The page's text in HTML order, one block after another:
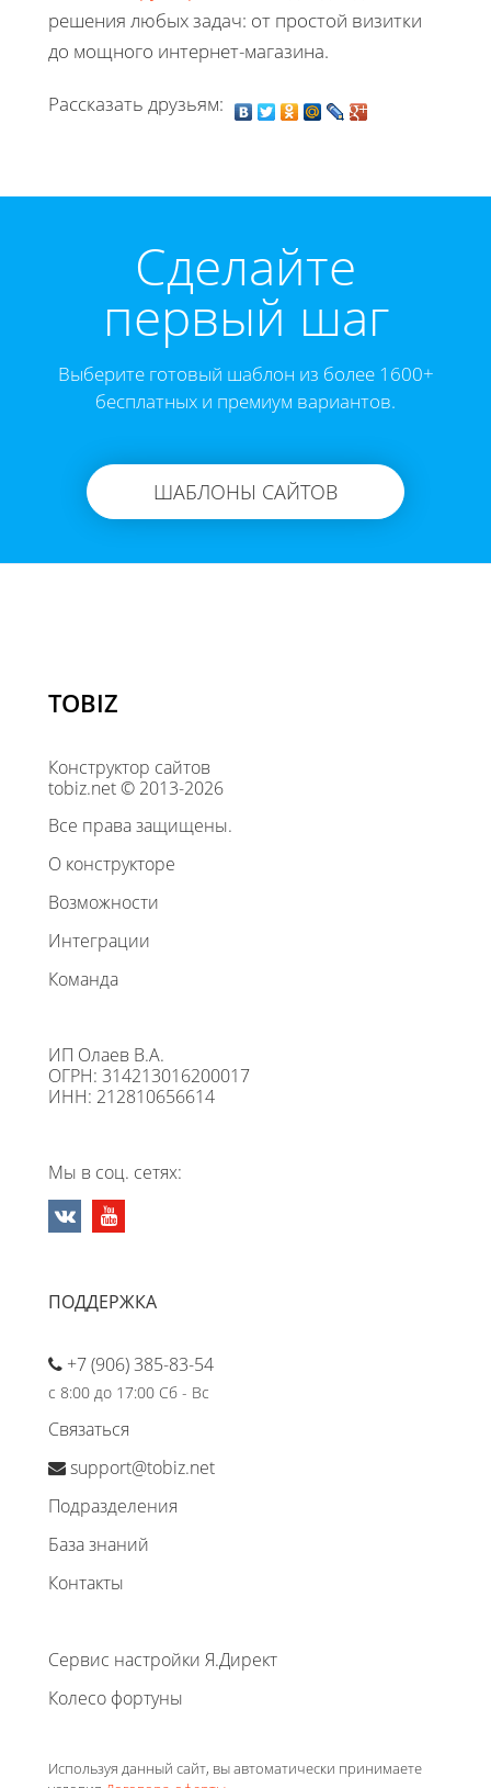
решения любых задач: от простой визитки
до мощного интернет-магазина.
Рассказать друзьям:
Cделайте
первый шаг
Выберите готовый шаблон из более 1600+
бесплатных и премиум вариантов.
ШАБЛОНЫ САЙТОВ
TOBIZ
Конструктор сайтов
tobiz.net © 2013-2026
Все права защищены.
О конструкторе
Возможности
Интеграции
Команда
ИП Олаев В.А.
ОГРН: 314213016200017
ИНН: 212810656614
Мы в соц. сетях:
ПОДДЕРЖКА
+7 (906) 385-83-54
с 8:00 до 17:00 Сб - Вс
Связаться
support@tobiz.net
Подразделения
База знаний
Контакты
Сервис настройки Я.Директ
Колесо фортуны
Используя данный сайт, вы автоматически принимаете